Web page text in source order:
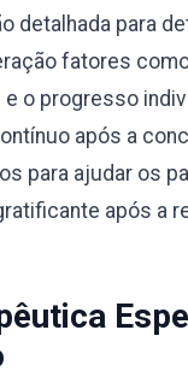
detalhada para
fatores
o progresso
após a
para ajudar os
após a